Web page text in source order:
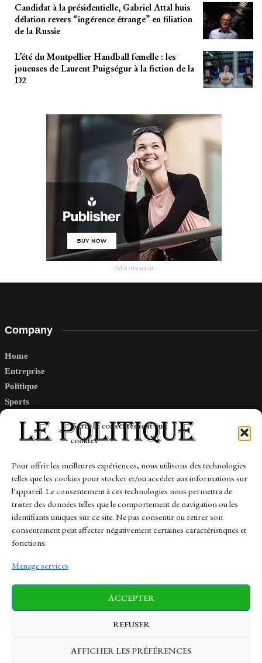
Gérer le consentement aux
cookies
Pour offrir les meilleures expériences, nous utilisons des technologies
telles que les cookies pour stocker et/ou accéder aux informations sur
l'appareil. Le consentement à ces technologies nous permettra de
traiter des données telles que le comportement de navigation ou les
identifiants uniques sur ce site. Ne pas consentir ou retirer son
consentement peut affecter négativement certaines caractéristiques et
fonctions.
Manage services
ACCEPTER
REFUSER
AFFICHER LES PRÉFÉRENCES
Candidat à la présidentielle, Gabriel Attal huis
délation revers “ingérence étrange” en filiation
de la Russie
L’été du Montpellier Handball femelle : les
joueuses de Laurent Puigségur à la fiction de la
D2
- Advertisement -
Company
Home
Entreprise
Politique
Sports
Links
Contact
Sitemap
News Finance-Marches Politics
Business Tech Health Sports Travel
© 1997-2026 - lepolitique.net. All Rights Reserved.